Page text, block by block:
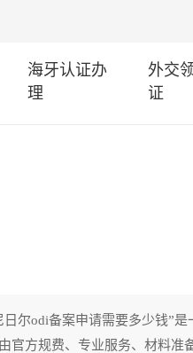
海牙认证办
理
外交
证
尔odi备案申请需要多少钱”是
官方规费、专业服务、材料准